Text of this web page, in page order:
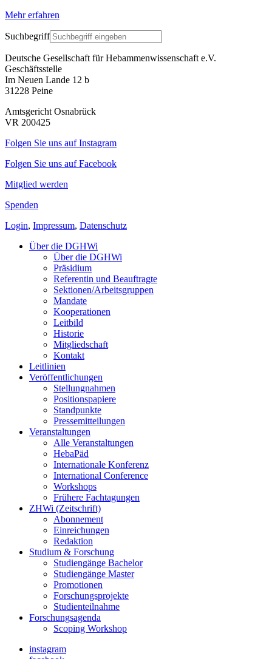
Mehr erfahren
Suchbegriff
Deutsche Gesellschaft für Hebammenwissenschaft e.V.
Geschäftsstelle
Im Neuen Lande 12 b
31228 Peine
Amtsgericht Osnabrück
VR 200425
Folgen Sie uns auf Instagram
Folgen Sie uns auf Facebook
Mitglied werden
Spenden
Login, Impressum, Datenschutz
Über die DGHWi
Über die DGHWi
Präsidium
Referentin und Beauftragte
Sektionen/Arbeitsgruppen
Mandate
Kooperationen
Leitbild
Historie
Mitgliedschaft
Kontakt
Leitlinien
Veröffentlichungen
Stellungnahmen
Positionspapiere
Standpunkte
Pressemitteilungen
Veranstaltungen
Alle Veranstaltungen
HebaPäd
Internationale Konferenz
International Conference
Workshops
Frühere Fachtagungen
ZHWi (Zeitschrift)
Abonnement
Einreichungen
Redaktion
Studium & Forschung
Studiengänge Bachelor
Studiengänge Master
Promotionen
Forschungsprojekte
Studienteilnahme
Forschungsagenda
Scoping Workshop
instagram